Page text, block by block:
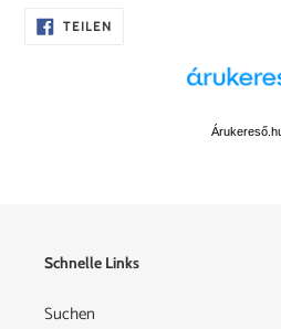
TEILENAUF
FACEBOOK
Schnelle Links
Suchen